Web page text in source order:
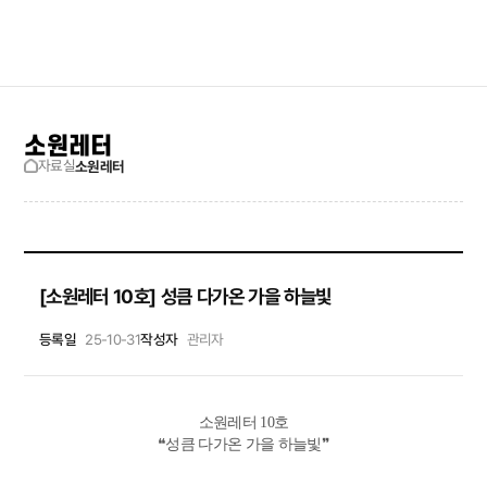
소원레터
자료실소원레터
[소원레터 10호] 성큼 다가온 가을 하늘빛
등록일 25-10-31작성자 관리자
소원레터 10호
❝성큼 다가온 가을 하늘빛❞